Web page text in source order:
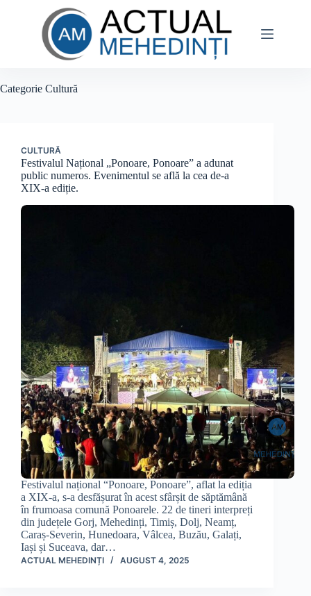
Categorie Cultură
CULTURĂ
Festivalul Național „Ponoare, Ponoare” a adunat
public numeros. Evenimentul se află la cea de-a
XIX-a ediție.
Festivalul național “Ponoare, Ponoare”, aflat la ediția
a XIX-a, s-a desfășurat în acest sfârșit de săptămână
în frumoasa comună Ponoarele. 22 de tineri interpreți
din județele Gorj, Mehedinți, Timiș, Dolj, Neamț,
Caraș-Severin, Hunedoara, Vâlcea, Buzău, Galați,
Iași și Suceava, dar…
ACTUAL MEHEDINȚI AUGUST 4, 2025